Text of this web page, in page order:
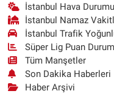
İstanbul Hava Durumu
İstanbul Namaz
İstanbul Trafik
Süper Lig Puan
Tüm Manşetler
Son Dakika Haberleri
Haber Arşivi